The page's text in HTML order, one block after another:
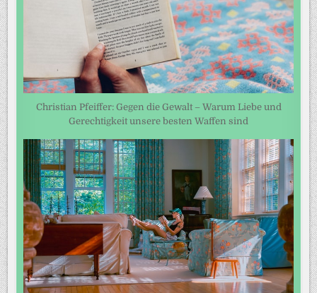
Christian Pfeiffer: Gegen die Gewalt – Warum Liebe und
Gerechtigkeit unsere besten Waffen sind